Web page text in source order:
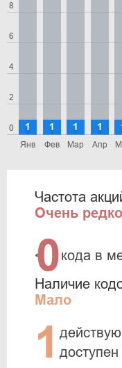
0
2
4
6
8
Янв
1
Фев
1
Мар
1
Апр
1
Частота
Очень редко
<0кода в
Наличие
Мало
1 доступен